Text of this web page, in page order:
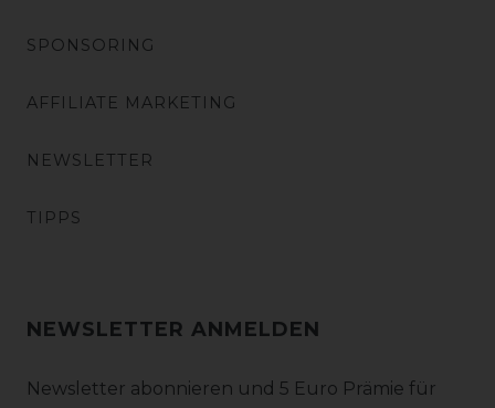
SPONSORING
AFFILIATE MARKETING
NEWSLETTER
TIPPS
NEWSLETTER ANMELDEN
Newsletter abonnieren und 5 Euro Prämie für